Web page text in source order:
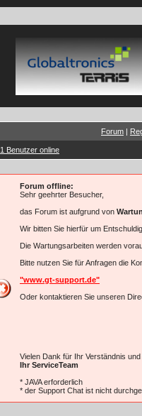
Forum |
1 Benutzer online
Forum offline:
Sehr geehrter Besucher,
das Forum ist aufgrund von
Wir bitten Sie hierfür um
Die Wartungsarbeiten werden
Bitte nutzen Sie für Anfragen die
"www.gt-support.de"
Oder kontaktieren Sie unseren
Vielen Dank für Ihr Verständnis
Ihr ServiceTeam
* JAVA erforderlich
* der Support Chat ist nicht